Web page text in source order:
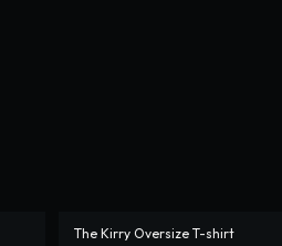
-%10
The Kirry Oversize T-shirt